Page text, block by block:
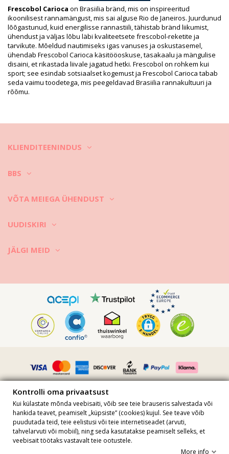
Viimistletud fotod
Pesemis- ja hooldusjuhised
Hooldusjuhised tootele: Frescobol Carioca Ipanema
Neoprene Bat Case Sky Blue
Raputage kott liivast puhtaks.
Peske plastkotte sooja vee ja seebiga.
Riidest kotid: eemaldage liiv tolmuimejaga ning olenevalt
Frescobol Carioca on Brasiilia bränd, mis on inspireeritud
ikoonilisest rannamängust, mis sai alguse Rio de Janeiros. Juurdunud
lõõgastunud, kuid energilisse rannastiili, tähistab bränd liikumist,
ühendust ja väljas lõbu läbi kvaliteetsete frescobol-reketite ja
tarvikute. Mõeldud nautimiseks igas vanuses ja oskustasemel,
ühendab Frescobol Carioca käsitööoskuse, tasakaalu ja mängulise
disaini, et rikastada liivale jagatud hetki. Frescobol on rohkem kui
sport; see esindab sotsiaalset kogemust ja Frescobol Carioca tabab
seda vaimu toodetega, mis peegeldavad Brasiilia rannakultuuri ja
rõõmu.
KLIENDITEENINDUS
BBS
VÕTA MEIEGA ÜHENDUST
UUDISKIRI
JÄLGI MEID
Kõik hinnad sisaldavad käibemaksu · KMKR nr FR36509778270 · Kõik
õigused kaitstud ©2023 Brazilian Bikini Shop
Site protected by reCAPTCHA.
Kontrolli oma privaatsust
Kui külastate mõnda veebisaiti, võib see teie brauseris salvestada või
hankida teavet, peamiselt „küpsiste” (cookies) kujul. See teave võib
puudutada teid, teie eelistusi või teie internetiseadet (arvuti,
tahvelarvuti või mobiil), ning seda kasutatakse peamiselt selleks, et
veebisait töötaks vastavalt teie ootustele.
More info